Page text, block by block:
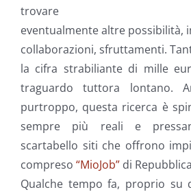
trovare
eventualmente altre possibilità,
collaborazioni, sfruttamenti.
la cifra strabiliante di mille
traguardo tuttora lontano.
purtroppo, questa ricerca è
sempre più reali e
scartabello siti che offrono
compreso “MioJob” di
Qualche tempo fa, proprio su